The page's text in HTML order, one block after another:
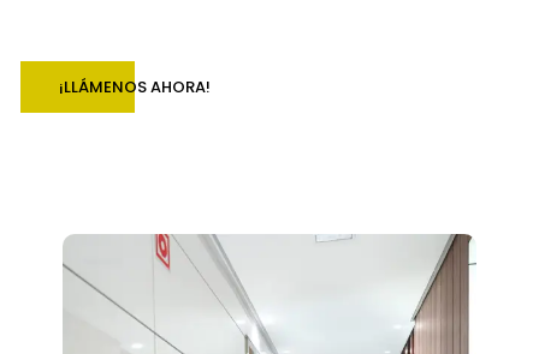
¡LLÁMENOS AHORA!